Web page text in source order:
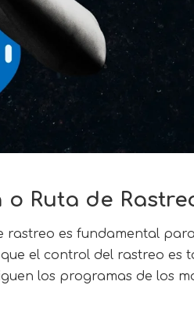
o Ruta de
rastreo es fundamental
el control del rastreo
los programas de los